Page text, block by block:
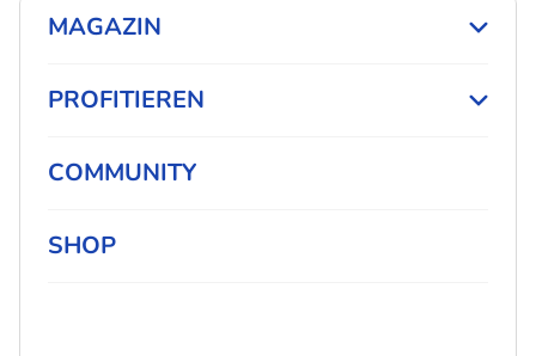
MAGAZIN
PROFITIEREN
COMMUNITY
SHOP